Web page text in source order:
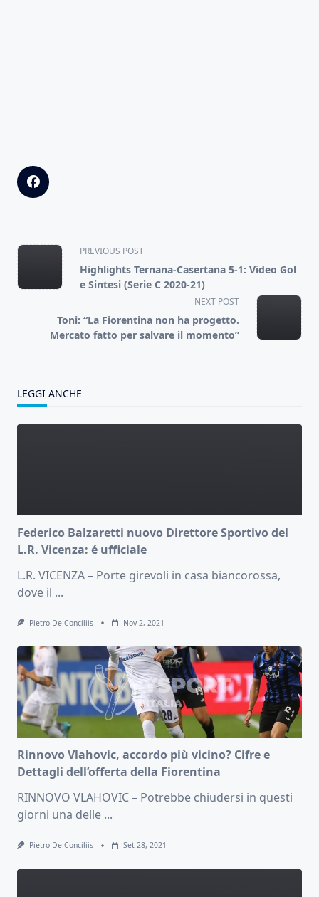
<span
class="nav-
subtitle
text">Page</span>
PREVIOUS POST
Highlights Ternana-Casertana 5-1: Video Gol
e Sintesi (Serie C 2020-21)
NEXT POST
Toni: “La Fiorentina non ha progetto.
Mercato fatto per salvare il momento”
LEGGI ANCHE
Federico Balzaretti nuovo Direttore Sportivo del
L.R. Vicenza: é ufficiale
L.R. VICENZA – Porte girevoli in casa biancorossa,
dove il ...
Pietro De Conciliis Nov 2, 2021
Rinnovo Vlahovic, accordo più vicino? Cifre e
Dettagli dell’offerta della Fiorentina
RINNOVO VLAHOVIC – Potrebbe chiudersi in questi
giorni una delle ...
Pietro De Conciliis Set 28, 2021